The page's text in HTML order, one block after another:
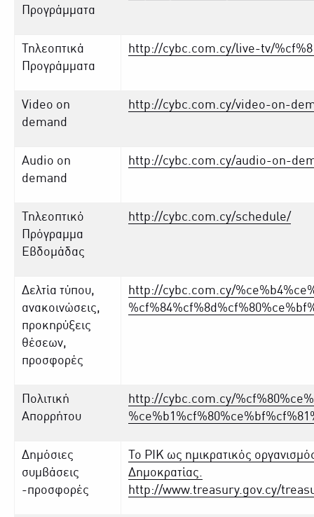
Προγράμματα
Τηλεοπτικά
Προγράμματα
http://cybc.com.cy/live-tv/
Video on
demand
http://cybc.com.cy/video-on-
Audio on
demand
http://cybc.com.cy/audio-on-
Τηλεοπτικό
Πρόγραμμα
Εβδομάδας
http://cybc.com.cy/schedule/
Δελτία τύπου,
ανακοινώσεις,
προκηρύξεις
θέσεων,
προσφορές
http://cybc.com.cy/
Πολιτική
Απορρήτου
http://cybc.com.cy/
Δημόσιες
συμβάσεις
-προσφορές
Το ΡΙΚ ως ημικρατικός
Δημοκρατίας.
http://www.treasury.gov.cy/